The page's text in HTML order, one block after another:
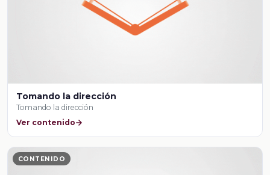
Tomando la dirección
Tomando la dirección
Ver contenido
CONTENIDO